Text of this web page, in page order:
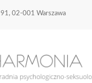
02-001 Warszawa